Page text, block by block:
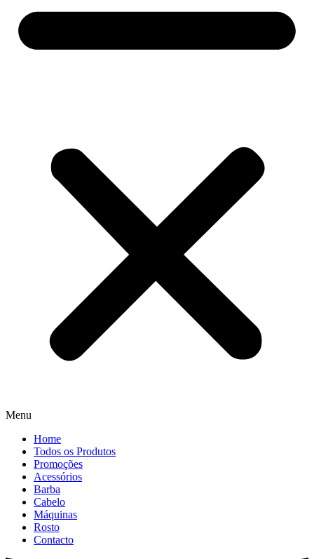
Menu
Home
Todos os Produtos
Promoções
Acessórios
Barba
Cabelo
Máquinas
Rosto
Contacto